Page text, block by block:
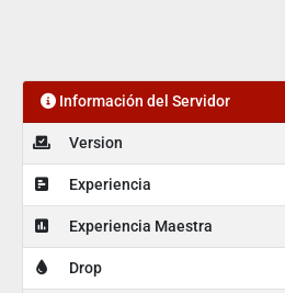
Información del Servidor
Version
Experiencia
Experiencia Maestra
Drop